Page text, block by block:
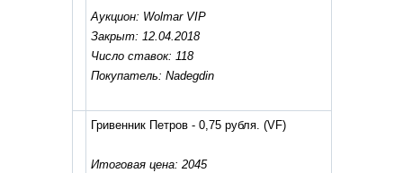
Аукцион: Wolmar VIP
Закрыт: 12.04.2018
Число ставок: 118
Покупатель: Nadegdin
Гривенник Петров - 0,75 рубля. (VF)
Итоговая цена: 2045